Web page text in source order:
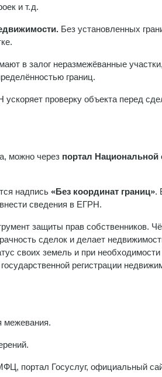
и т. д.
Без установленных
в залог неразмежёванные
границ.
проверку объекта перед
можно через портал Национальной
надпись «Без координат границ».
сведения в ЕГРН.
защиты прав собственников.
сделок и делает
своих земель и при
регистрации
межевания.
портал Госуслуг, официальный